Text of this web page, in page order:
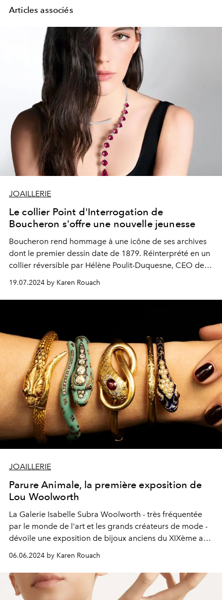
Articles associés
JOAILLERIE
Le collier Point d'Interrogation de
Boucheron s'offre une nouvelle jeunesse
Boucheron rend hommage à une icône de ses archives
dont le premier dessin date de 1879. Réinterprété en un
collier réversible par Hélène Poulit-Duquesne, CEO de la
Maison, il prolonge dignement la vision de Frédéric
19.07.2024 by Karen Rouach
JOAILLERIE
Parure Animale, la première exposition de
Lou Woolworth
La Galerie Isabelle Subra Woolworth - très fréquentée
par le monde de l'art et les grands créateurs de mode -
dévoile une exposition de bijoux anciens du XIXème au
XXI siècle au thème animalier, en dialogue avec les
créations contemporaines de Chloé Valorso.
06.06.2024 by Karen Rouach